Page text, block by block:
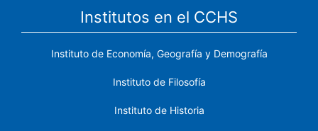
Institutos en el CCHS
Instituto de Economía, Geografía y Demografía
Instituto de Filosofía
Instituto de Historia